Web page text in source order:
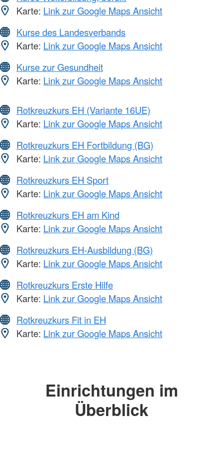
Karte: Link zur Google Maps Ansicht
Kurse des Landesverbands
Karte: Link zur Google Maps Ansicht
Kurse zur Gesundheit
Karte: Link zur Google Maps Ansicht
Rotkreuzkurs EH (Variante 16UE)
Karte: Link zur Google Maps Ansicht
Rotkreuzkurs EH Fortbildung (BG)
Karte: Link zur Google Maps Ansicht
Rotkreuzkurs EH Sport
Karte: Link zur Google Maps Ansicht
Rotkreuzkurs EH am Kind
Karte: Link zur Google Maps Ansicht
Rotkreuzkurs EH-Ausbildung (BG)
Karte: Link zur Google Maps Ansicht
Rotkreuzkurs Erste Hilfe
Karte: Link zur Google Maps Ansicht
Rotkreuzkurs Fit in EH
Karte: Link zur Google Maps Ansicht
Einrichtungen im
Überblick